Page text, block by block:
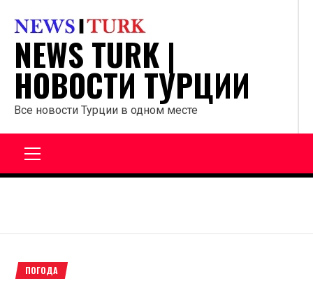
содержанию
NEWS TURK |
НОВОСТИ ТУРЦИИ
Все новости Турции в одном месте
ПОГОДА